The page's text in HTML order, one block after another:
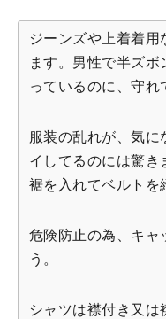
ジーンズや上着着用
ます。男性で半ズボ
っているのに、守れ
服装の乱れが、気に
イしてるのには驚
裾を入れてベルトを
危険防止の為、キャ
う。
シャツは襟付き又は